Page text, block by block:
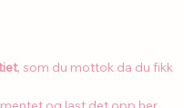
, som du mottok da du fikk